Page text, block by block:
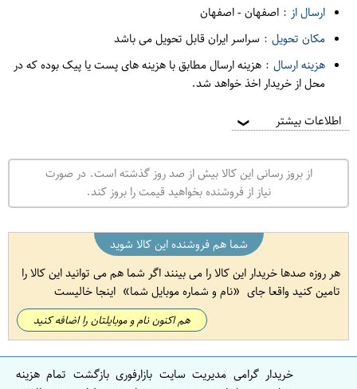
ارسال از : اصفهان-اصفهان
مکان تحویل : سراسر ایران قابل تحویل می باشد
هزینه ارسال : هزینه ارسال مطابق با هزینه های پست یا پیک بوده که در
محل از خریدار اخذ خواهد شد.
اطلاعات بیشتر ❯
از بروز رسانی این کالا بیش از صد روز گذشته است. در صورت
نیاز از فروشنده بخواهید قیمت را بروز کند.
شما هم فروشنده این کالا شوید
هر روزه صدها خریدار این کالا را می بینند اگر شما هم می توانید این کالا را
تامین کنید واقعا جای
نام و شماره موبایل شما اینجا خالیست
هم اکنون نام و موبایلتان را اضافه کنید
خریدار گرامی مدیریت سایت بازارفوری بازگشت تمام هزینه